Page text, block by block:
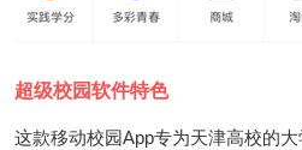
超级校园软件特色
这款移动校园App专为天津高校的